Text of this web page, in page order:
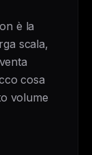
è la
scala,
cosa
volume